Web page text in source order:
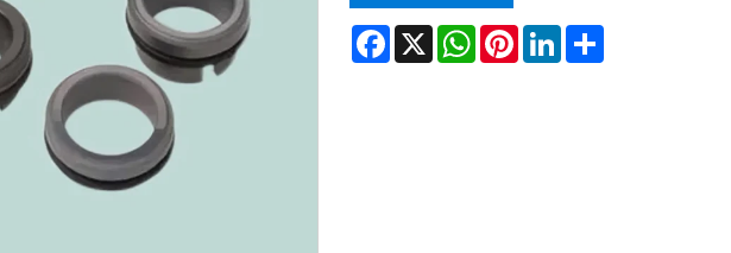
Facebook
X WhatsAppPinterestLinkedIn